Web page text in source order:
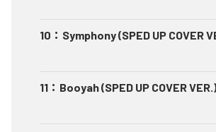
10 ： Symphony (SPED UP COVER
11 ： Booyah (SPED UP COVER VER.)